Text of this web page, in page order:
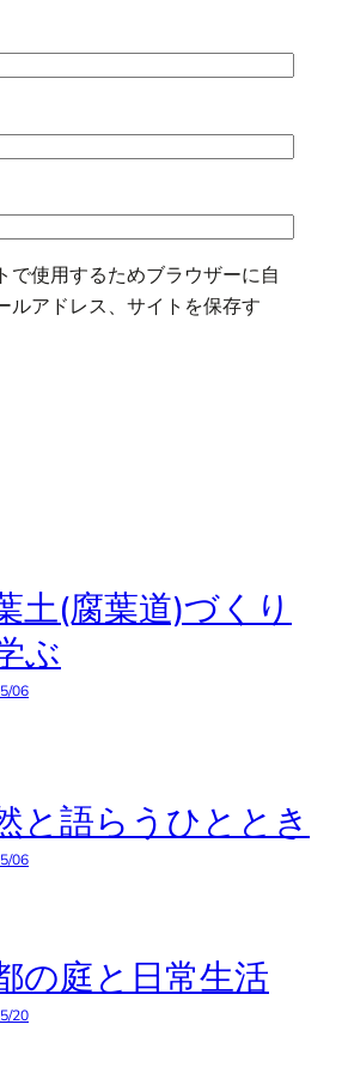
で使用するためブラウザーに自
ルアドレス、サイトを保存す
土(腐葉道)づくり
ぶ
06
と語らうひととき
06
の庭と日常生活
20